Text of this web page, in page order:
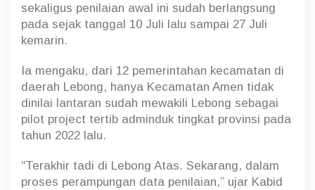
e
c
a
t
a
B
e
h
i
sekaligus penilaian awal ini sudah berlangsung
pada sejak tanggal 10 Juli lalu sampai 27 Juli
kemarin.
Ia mengaku, dari 12 pemerintahan kecamatan di
daerah Lebong, hanya Kecamatan Amen tidak
dinilai lantaran sudah mewakili Lebong sebagai
pilot project tertib adminduk tingkat provinsi pada
tahun 2022 lalu.
“Terakhir tadi di Lebong Atas. Sekarang, dalam
proses perampungan data penilaian,” ujar Kabid